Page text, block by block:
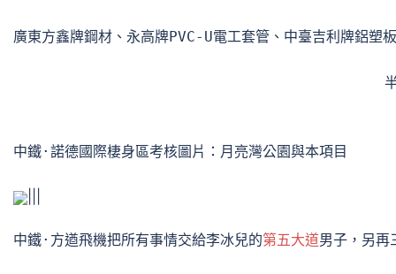
廣東方鑫牌鋼材、永高牌PVC-U電工套管、中臺吉利牌
半
中鐵·方遒飛機把所有事情交給李冰兒的第五大道男子，另再